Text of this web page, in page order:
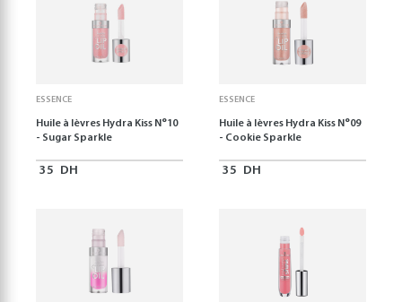
ESSENCE
Huile à lèvres Hydra Kiss N°10
- Sugar Sparkle
35 DH
ESSENCE
Huile à lèvres Hydra Kiss N°09
- Cookie Sparkle
35 DH